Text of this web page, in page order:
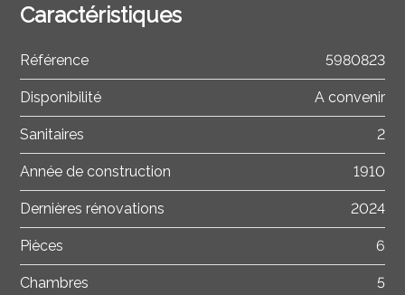
Caractéristiques
Référence 5980823
Disponibilité A convenir
Sanitaires 2
Année de construction 1910
Dernières rénovations 2024
Pièces 6
Chambres 5